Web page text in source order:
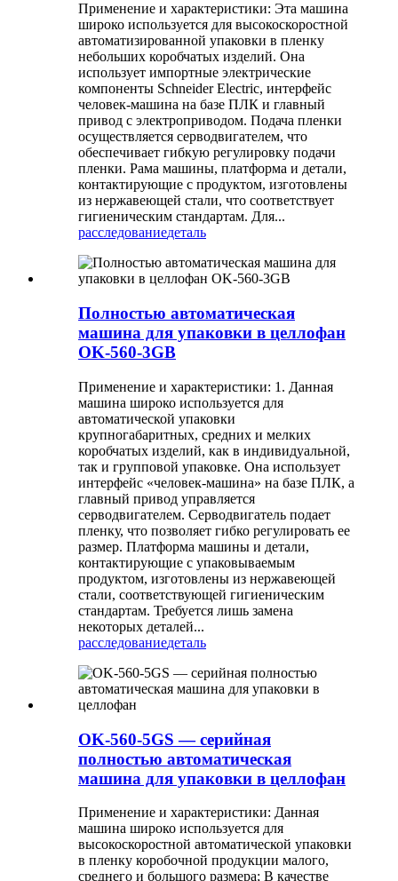
Применение и характеристики: Эта машина
широко используется для высокоскоростной
автоматизированной упаковки в пленку
небольших коробчатых изделий. Она
использует импортные электрические
компоненты Schneider Electric, интерфейс
человек-машина на базе ПЛК и главный
привод с электроприводом. Подача пленки
осуществляется серводвигателем, что
обеспечивает гибкую регулировку подачи
пленки. Рама машины, платформа и детали,
контактирующие с продуктом, изготовлены
из нержавеющей стали, что соответствует
гигиеническим стандартам. Для...
расследованиедеталь
Полностью автоматическая
машина для упаковки в целлофан
OK-560-3GB
Применение и характеристики: 1. Данная
машина широко используется для
автоматической упаковки
крупногабаритных, средних и мелких
коробчатых изделий, как в индивидуальной,
так и групповой упаковке. Она использует
интерфейс «человек-машина» на базе ПЛК, а
главный привод управляется
серводвигателем. Серводвигатель подает
пленку, что позволяет гибко регулировать ее
размер. Платформа машины и детали,
контактирующие с упаковываемым
продуктом, изготовлены из нержавеющей
стали, соответствующей гигиеническим
стандартам. Требуется лишь замена
некоторых деталей...
расследованиедеталь
OK-560-5GS — серийная
полностью автоматическая
машина для упаковки в целлофан
Применение и характеристики: Данная
машина широко используется для
высокоскоростной автоматической упаковки
в пленку коробочной продукции малого,
среднего и большого размера; В качестве